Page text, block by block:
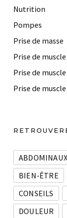
Nutrition
Pompes
Prise de masse
Prise de
Prise de
Prise de
ABDOMINAUX
BIEN-ÊTRE
CONSEILS
DOULEUR